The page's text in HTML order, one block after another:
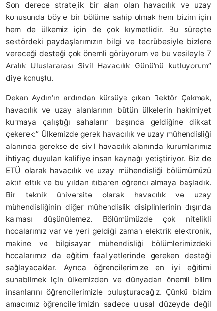
Son derece stratejik bir alan olan havacılık ve uzay
konusunda böyle bir bölüme sahip olmak hem bizim için
hem de ülkemiz için de çok kıymetlidir. Bu süreçte
sektördeki paydaşlarımızın bilgi ve tecrübesiyle bizlere
vereceği desteği çok önemli görüyorum ve bu vesileyle 7
Aralık Uluslararası Sivil Havacılık Günü’nü kutluyorum”
diye konuştu.
Dekan Aydın’ın ardından kürsüye çıkan Rektör Çakmak,
havacılık ve uzay alanlarının bütün ülkelerin hakimiyet
kurmaya çalıştığı sahaların başında geldiğine dikkat
çekerek:” Ülkemizde gerek havacılık ve uzay mühendisliği
alanında gerekse de sivil havacılık alanında kurumlarımız
ihtiyaç duyulan kalifiye insan kaynağı yetiştiriyor. Biz de
ETÜ olarak havacılık ve uzay mühendisliği bölümümüzü
aktif ettik ve bu yıldan itibaren öğrenci almaya başladık.
Bir teknik üniversite olarak havacılık ve uzay
mühendisliğinin diğer mühendislik disiplinlerinin dışında
kalması düşünülemez. Bölümümüzde çok nitelikli
hocalarımız var ve yeri geldiği zaman elektrik elektronik,
makine ve bilgisayar mühendisliği bölümlerimizdeki
hocalarımız da eğitim faaliyetlerinde gereken desteği
sağlayacaklar. Ayrıca öğrencilerimize en iyi eğitimi
sunabilmek için ülkemizden ve dünyadan önemli bilim
insanlarını öğrencilerimizle buluşturacağız. Çünkü bizim
amacımız öğrencilerimizin sadece ulusal düzeyde değil